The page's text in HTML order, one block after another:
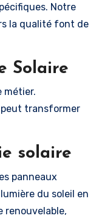
Notre
la qualité font de
Solaire
métier.
peut transformer
solaire
panneaux
du soleil en
renouvelable,